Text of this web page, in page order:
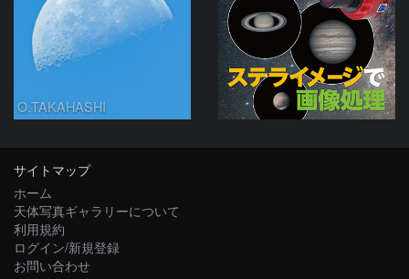
O.TAKAHASHI
サイトマップ
ホーム
天体写真ギャラリーについて
利用規約
ログイン/新規登録
お問い合わせ